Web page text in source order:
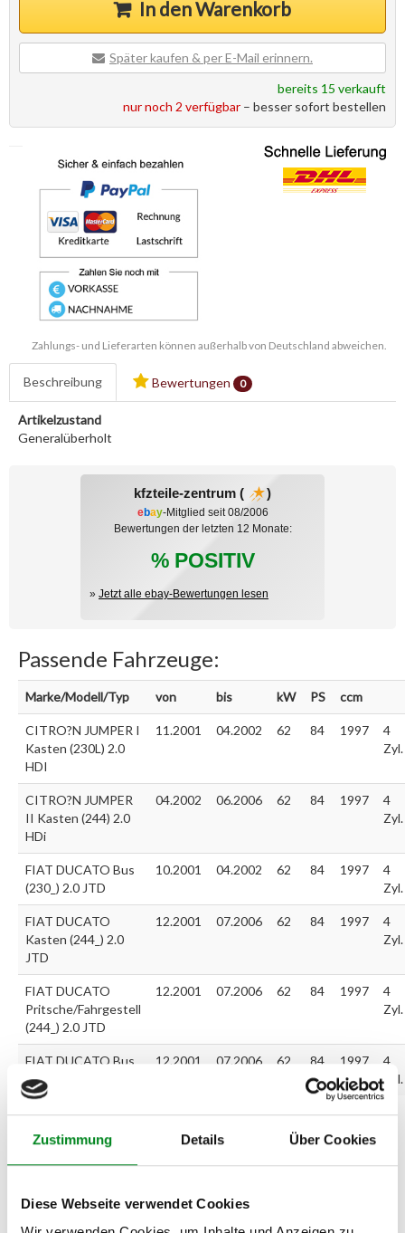
Zustimmung Details Über Cookies
Diese Webseite verwendet Cookies
In den Warenkorb
Später kaufen & per E-Mail erinnern.
bereits 15 verkauft
nur noch 2 verfügbar – besser sofort bestellen
Zahlungs- und Lieferarten können außerhalb von Deutschland abweichen.
Beschreibung Bewertungen 0
Artikelzustand
Generalüberholt
kfzteile-zentrum ( )
ebay-Mitglied seit 08/2006
Bewertungen der letzten 12 Monate:
% POSITIV
» Jetzt alle ebay-Bewertungen lesen
Passende Fahrzeuge:
Marke/Modell/Typ von bis kW PS ccm
CITRO?N JUMPER I
Kasten (230L) 2.0
HDI
11.2001 04.2002 62 84 1997
4
Zyl.
CITRO?N JUMPER
II Kasten (244) 2.0
HDi
04.2002 06.2006 62 84 1997
4
Zyl.
FIAT DUCATO Bus
(230_) 2.0 JTD
10.2001 04.2002 62 84 1997
4
Zyl.
FIAT DUCATO
Kasten (244_) 2.0
JTD
12.2001 07.2006 62 84 1997
4
Zyl.
FIAT DUCATO
Pritsche/Fahrgestell
(244_) 2.0 JTD
12.2001 07.2006 62 84 1997
4
Zyl.
FIAT DUCATO Bus
(244_) 2.0 JTD
12.2001 07.2006 62 84 1997
4
Zyl.
Zur exakten Fahrzeug-Identifizierung können Sie auch unseren
(2.1) und zu 3 (2.2) oder
Fahrgestellnummer